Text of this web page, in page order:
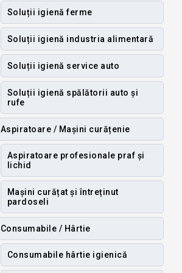
Soluții igienă ferme
Soluții igienă industria alimentară
Soluții igienă service auto
Soluții igienă spălătorii auto și
rufe
Aspiratoare / Mașini curățenie
Aspiratoare profesionale praf și
lichid
Mașini curățat și întreținut
pardoseli
Consumabile / Hârtie
Consumabile hârtie igienică